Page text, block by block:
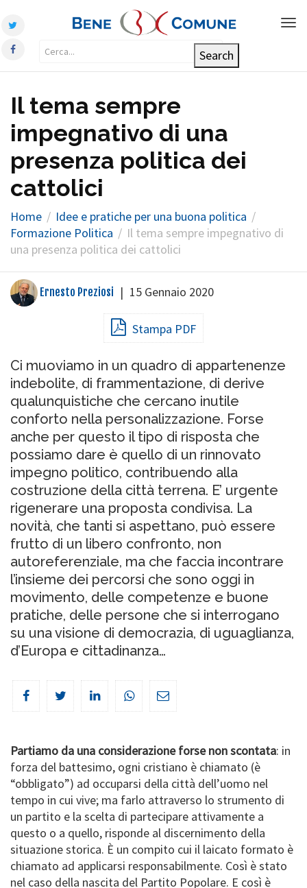
Il tema sempre
impegnativo di una
presenza politica dei
cattolici
Home
Idee e pratiche per una buona politica
Formazione Politica
Il tema sempre impegnativo di
una presenza politica dei cattolici
Ernesto Preziosi | 15 Gennaio 2020
Stampa PDF
Ci muoviamo in un quadro di appartenenze
indebolite, di frammentazione, di derive
qualunquistiche che cercano inutile
conforto nella personalizzazione. Forse
anche per questo il tipo di risposta che
possiamo dare è quello di un rinnovato
impegno politico, contribuendo alla
costruzione della città terrena. E’ urgente
rigenerare una proposta condivisa. La
novità, che tanti si aspettano, può essere
frutto di un libero confronto, non
autoreferenziale, ma che faccia incontrare
l’insieme dei percorsi che sono oggi in
movimento, delle competenze e buone
pratiche, delle persone che si interrogano
su una visione di democrazia, di uguaglianza,
d’Europa e cittadinanza…
Partiamo da una considerazione forse non scontata: in
forza del battesimo, ogni cristiano è chiamato (è
“obbligato”) ad occuparsi della città dell’uomo nel
tempo in cui vive; ma farlo attraverso lo strumento di
un partito e la scelta di partecipare attivamente a
questo o a quello, risponde al discernimento della
situazione storica. È un compito cui il laicato formato è
chiamato ad applicarsi responsabilmente. Così è stato
nel caso della nascita del Partito Popolare. E così è